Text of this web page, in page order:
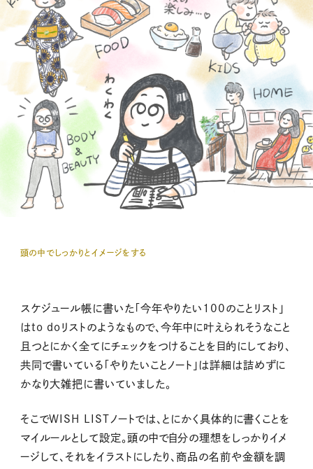
頭の中でしっかりとイメージをする
スケジュール帳に書いた「今年やりたい100のことリスト」
はto doリストのようなもので、今年中に叶えられそうなこと
且つとにかく全てにチェックをつけることを目的にしており、
共同で書いている「やりたいことノート」は詳細は詰めずに
かなり大雑把に書いていました。
そこでWISH LISTノートでは、とにかく具体的に書くことを
マイルールとして設定。頭の中で自分の理想をしっかりイメ
ージして、それをイラストにしたり、商品の名前や金額を調